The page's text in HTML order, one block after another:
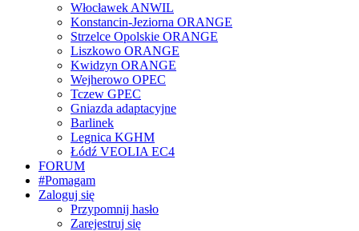
Włocławek ANWIL
Konstancin-Jeziorna ORANGE
Strzelce Opolskie ORANGE
Liszkowo ORANGE
Kwidzyn ORANGE
Wejherowo OPEC
Tczew GPEC
Gniazda adaptacyjne
Barlinek
Legnica KGHM
Łódź VEOLIA EC4
FORUM
#Pomagam
Zaloguj się
Przypomnij hasło
Zarejestruj się